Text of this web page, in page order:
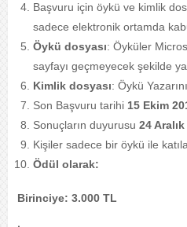
Başvuru için öykü ve kimlik
sadece elektronik ortamda
Öykü dosyası: Öyküler
sayfayı geçmeyecek şekilde
Kimlik dosyası: Öykü
Son Başvuru tarihi 15 Ekim
Sonuçların duyurusu 24
Kişiler sadece bir öykü ile
Ödül olarak:
Birinciye: 3.000 TL